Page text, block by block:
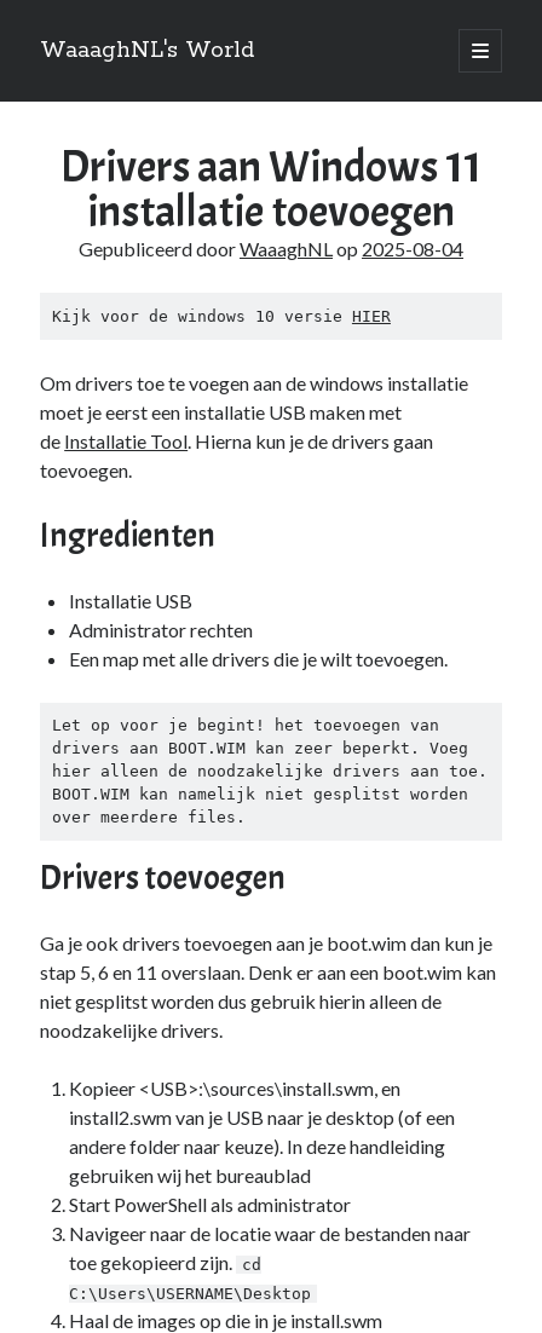
WaaaghNL's World
open
primair
Zijbalk
Zoeken
Over mij
turpis”]Vivamus hendrerit[/tooltip] nulla erat ornare tortor in
vestibulum id.
Duiken (7)
Tech(39)
3D Printen(2)
Google(2)
Drive(1)
Home Assistant
(1)
HomeLab(1)
HP(1)
ISP(1)
Edge
Entra ID
Intune
(1)
PowerShell
Windows 11
Windows Server 2022
PFSense
Proxmox
Drivers aan Windows 11
installatie toevoegen
Gepubliceerd doorWaaaghNLop 2025-08-04
Kijk voor de windows 10 versie HIER
Om drivers toe te voegen aan de windows installatie
moet je eerst een installatie USB maken met
de Installatie Tool . Hierna kun je de drivers gaan
toevoegen.
Ingredienten
Installatie USB
Administrator rechten
Een map met alle drivers die je wilt toevoegen.
Let op voor je begint! het toevoegen van
drivers aan BOOT.WIM kan zeer beperkt. Voeg
hier alleen de noodzakelijke drivers aan toe.
BOOT.WIM kan namelijk niet gesplitst worden
over meerdere files.
Drivers toevoegen
Ga je ook drivers toevoegen aan je boot.wim dan kun je
stap 5, 6 en 11 overslaan. Denk er aan een boot.wim kan
niet gesplitst worden dus gebruik hierin alleen de
noodzakelijke drivers.
Kopieer <USB>:\sources\install.swm, en
install2.swm van je USB naar je desktop (of een
andere folder naar keuze). In deze handleiding
gebruiken wij het bureaublad
Start PowerShell als administrator
Navigeer naar de locatie waar de bestanden naar
toe gekopieerd zijn. cd
C:\Users\USERNAME\Desktop
Haal de images op die in je install.swm